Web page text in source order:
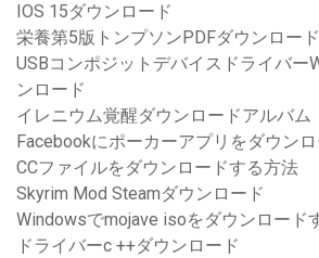
IOS 15ダウンロード
栄養第5版トンプソンPDFダウンロード
USBコンポジットデバイスドライバー
ンロード
イレニウム覚醒ダウンロードアルバム
Facebookにポーカーアプリをダウン
CCファイルをダウンロードする方法
Skyrim Mod Steamダウンロード
Windowsでmojave isoをダウンロード
ドライバーc ++ダウンロード